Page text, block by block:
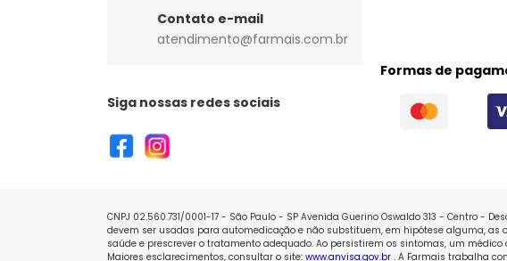
Contato e-mail
atendimento@farmais.com.br
Siga nossas redes sociais
Formas de
CNPJ 02.560.731/0001-17 - São Paulo - SP Avenida Guerino Oswaldo 313 - Centro -
devem ser usadas para automedicação e não substituem, em hipótese alguma,
saúde e prescrever o tratamento adequado. Ao persistirem os sintomas, um
Maiores esclarecimentos, consultar o site: www.anvisa.gov.br . A Farmais trabalha